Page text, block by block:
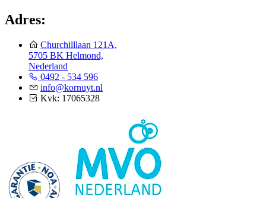
Adres:
Churchilllaan 121A,
5705 BK Helmond,
Nederland
0492 - 534 596
info@kornuyt.nl
Kvk: 17065328